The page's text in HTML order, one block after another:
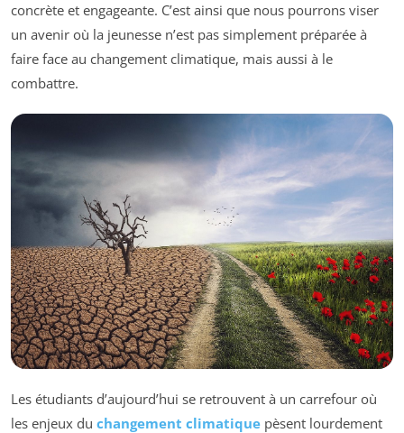
concrète et engageante. C’est ainsi que nous pourrons viser
un avenir où la jeunesse n’est pas simplement préparée à
faire face au changement climatique, mais aussi à le
combattre.
Les étudiants d’aujourd’hui se retrouvent à un carrefour où
les enjeux du changement climatique pèsent lourdement